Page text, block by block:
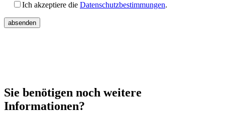
Ich akzeptiere die Datenschutzbestimmungen.
Sie benötigen noch weitere
Informationen?